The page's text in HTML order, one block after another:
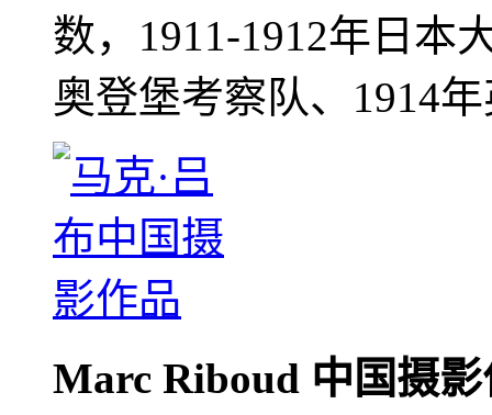
数，1911-1912年日本
奥登堡考察队、1914
Marc Riboud 中国摄